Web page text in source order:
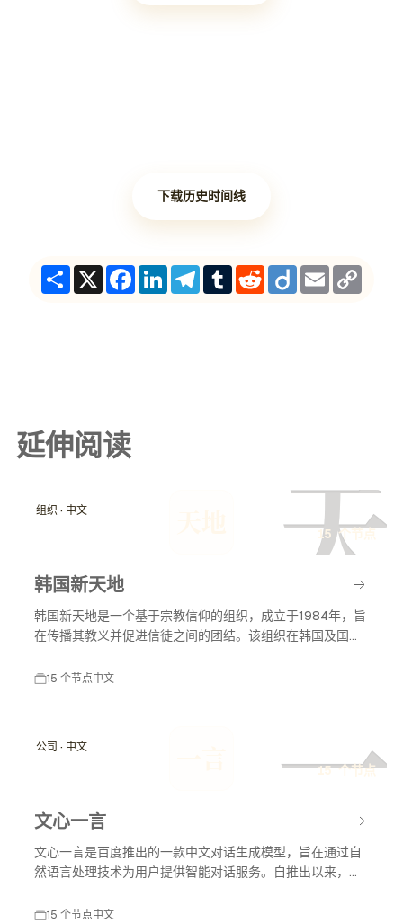
下载历史时间线
ShareX Facebook
LinkedInTelegram
TumblrRedditDiigoEmail
延伸阅读
天
组织 · 中文
15 个节点
韩国新天地
韩国新天地是一个基于宗教信仰的组织，成立于1984年，旨
在传播其教义并促进信徒之间的团结。该组织在韩国及国际
15 个节点中文
一
公司 · 中文
15 个节点
文心一言
文心一言是百度推出的一款中文对话生成模型，旨在通过自
然语言处理技术为用户提供智能对话服务。自推出以来，文
创作等，助力智能化服务的普及与发展。
15 个节点中文